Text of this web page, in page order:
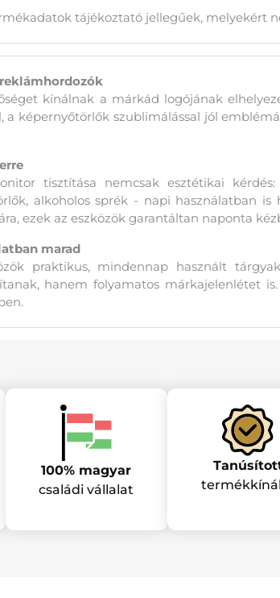
tájékoztató jellegűek, melyekért
kínálnak a márkád logójának
a képernyőtörlők szublimálással jól
tisztítása nemcsak esztétikai
alkoholos sprék - napi használatban
ezek az eszközök garantáltan naponta
marad
praktikus, mindennap használt
hanem folyamatos márkajelenlétet
100% magyar
családi vállalat